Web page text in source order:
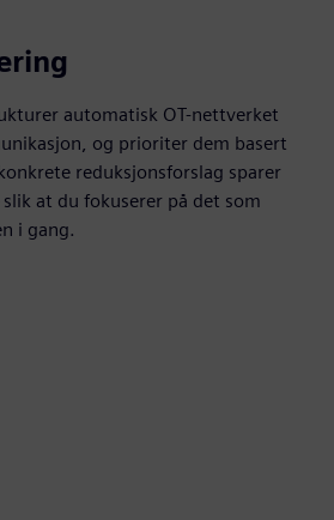
automatisk OT-nettverket
og prioriter dem basert
reduksjonsforslag sparer
at du fokuserer på det som
i gang.